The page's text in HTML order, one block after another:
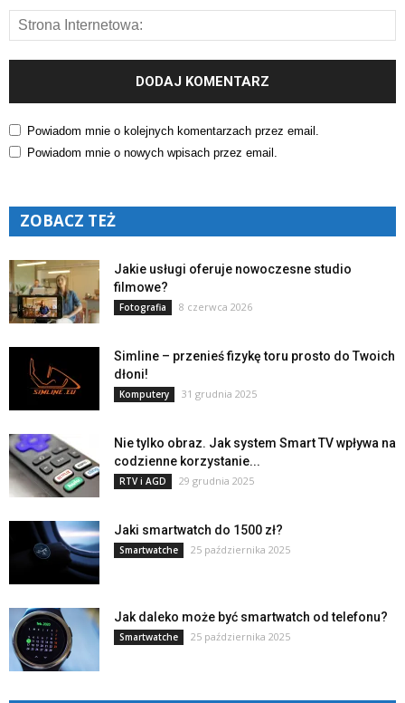
Powiadom mnie o kolejnych komentarzach przez email.
Powiadom mnie o nowych wpisach przez email.
ZOBACZ TEŻ
Jakie usługi oferuje nowoczesne studio
filmowe?
Fotografia 8 czerwca 2026
Simline – przenieś fizykę toru prosto do Twoich
dłoni!
Komputery 31 grudnia 2025
Nie tylko obraz. Jak system Smart TV wpływa na
codzienne korzystanie...
RTV i AGD 29 grudnia 2025
Jaki smartwatch do 1500 zł?
Smartwatche 25 października 2025
Jak daleko może być smartwatch od telefonu?
Smartwatche 25 października 2025